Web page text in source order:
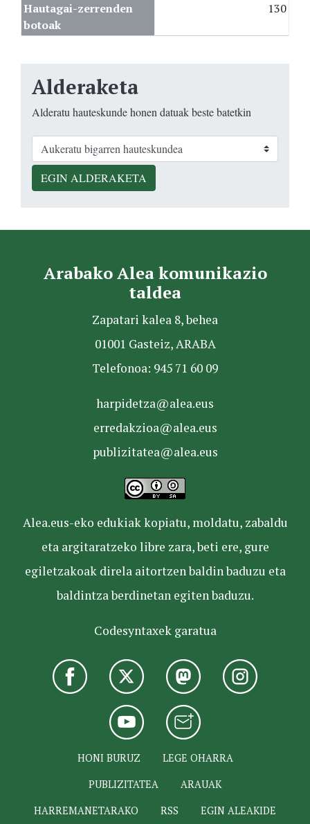
Hautagai-zerrenden
botoak
130
Alderaketa
Alderatu hauteskunde honen datuak beste batetkin
EGIN ALDERAKETA
Arabako Alea komunikazio
taldea
Zapatari kalea 8, behea
01001 Gasteiz, ARABA
Telefonoa: 945 71 60 09
harpidetza@alea.eus
erredakzioa@alea.eus
publizitatea@alea.eus
Alea.eus-eko edukiak kopiatu, moldatu, zabaldu
eta argitaratzeko libre zara, beti ere, gure
egiletzakoak direla aitortzen baldin baduzu eta
baldintza berdinetan egiten baduzu.
Codesyntaxek garatua
HONI BURUZ
LEGE OHARRA
PUBLIZITATEA
ARAUAK
HARREMANETARAKO
RSS EGIN ALEAKIDE